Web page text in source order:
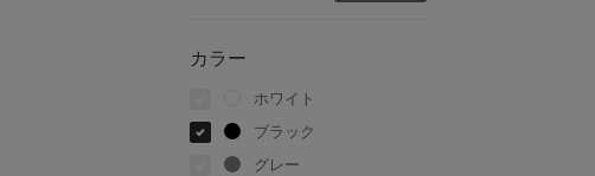
カラー
ホワイト
ブラック
グレー